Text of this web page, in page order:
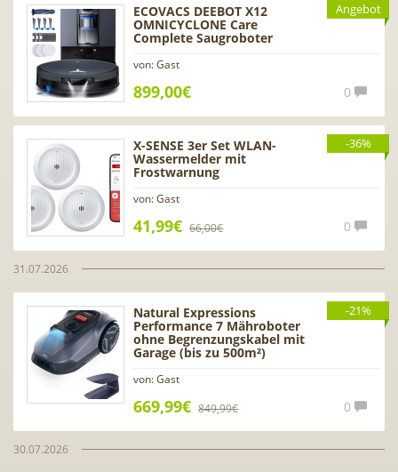
Angebot
ECOVACS DEEBOT X12
OMNICYCLONE Care
Complete Saugroboter
von: Gast
899,00€ 0
-36%
X-SENSE 3er Set WLAN-
Wassermelder mit
Frostwarnung
von: Gast
41,99€ 66,00€ 0
31.07.2026
-21%
Natural Expressions
Performance 7 Mähroboter
ohne Begrenzungskabel mit
Garage (bis zu 500m²)
von: Gast
669,99€ 849,99€ 0
30.07.2026